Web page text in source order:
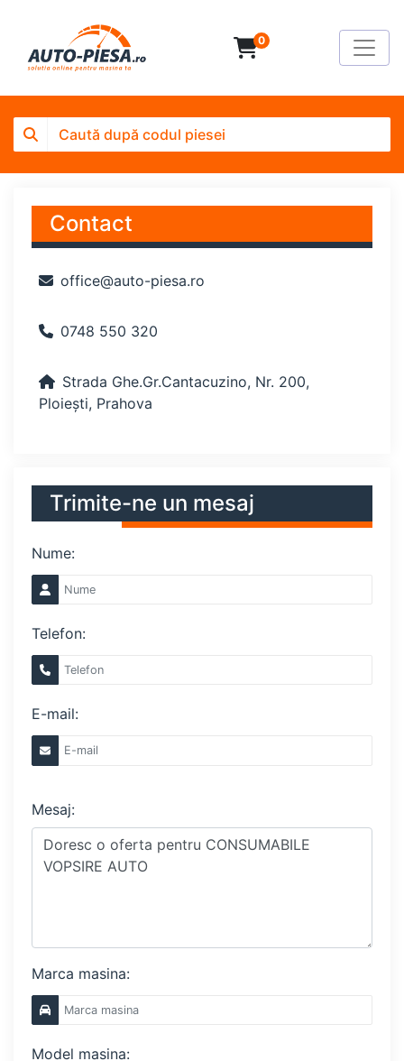
0
Contact
office@auto-piesa.ro
0748 550 320
Strada Ghe.Gr.Cantacuzino, Nr. 200,
Ploiești, Prahova
Trimite-ne un mesaj
Nume:
Telefon:
E-mail:
Mesaj:
Marca masina:
Model masina: